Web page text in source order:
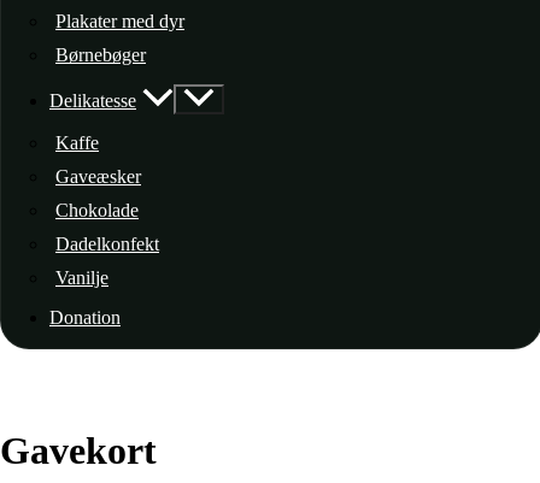
Plakater med dyr
Børnebøger
Delikatesse
Kaffe
Gaveæsker
Chokolade
Dadelkonfekt
Vanilje
Donation
Gavekort